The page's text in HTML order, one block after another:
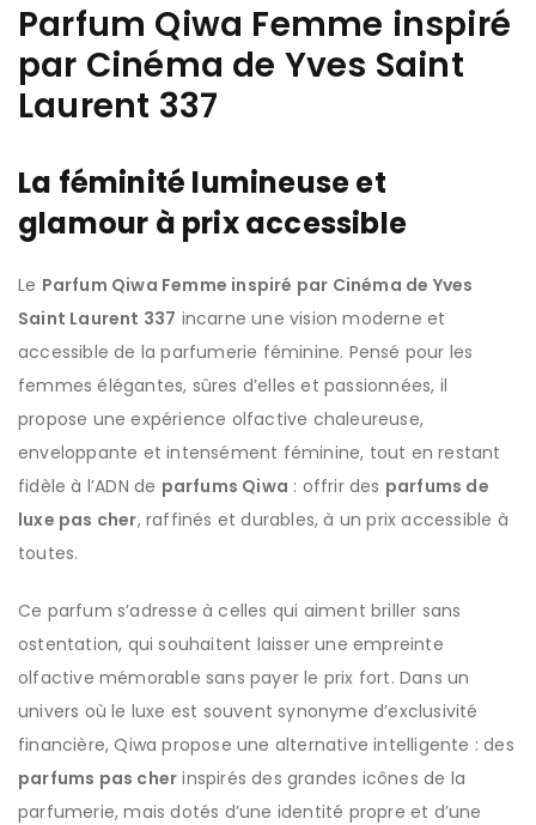
Parfum Qiwa Femme inspiré
par Cinéma de Yves Saint
Laurent 337
La féminité lumineuse et
glamour à prix accessible
Le Parfum Qiwa Femme inspiré par Cinéma de Yves
Saint Laurent 337 incarne une vision moderne et
accessible de la parfumerie féminine. Pensé pour les
femmes élégantes, sûres d’elles et passionnées, il
propose une expérience olfactive chaleureuse,
enveloppante et intensément féminine, tout en restant
fidèle à l’ADN de parfums Qiwa : offrir des parfums de
luxe pas cher, raffinés et durables, à un prix accessible à
toutes.
Ce parfum s’adresse à celles qui aiment briller sans
ostentation, qui souhaitent laisser une empreinte
olfactive mémorable sans payer le prix fort. Dans un
univers où le luxe est souvent synonyme d’exclusivité
financière, Qiwa propose une alternative intelligente : des
parfums pas cher inspirés des grandes icônes de la
parfumerie, mais dotés d’une identité propre et d’une